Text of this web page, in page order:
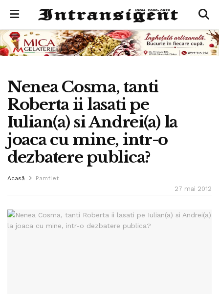
Nenea Cosma, tanti
Roberta ii lasati pe
Iulian(a) si Andrei(a) la
joaca cu mine, intr-o
dezbatere publica?
Acasă Pamflet
27 mai 2012